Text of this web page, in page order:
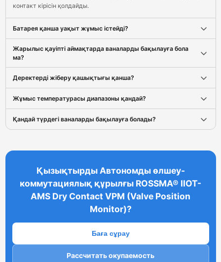
контакт кірісін қолдайды.
Батарея қанша уақыт жұмыс істейді?
Жарылыс қауіпті аймақтарда ваналарды бақылауға бола
ма?
Деректерді жіберу қашықтығы қанша?
Жұмыс температурасы диапазоны қандай?
Қандай түрдегі ваналарды бақылауға болады?
Қызықтырды Автономды өлшеу-
коммутациялық құрылғы ROSSMA® IIOT-
AMS Dry Contact VPM (Valve Position
Monitor)?
Баға сұрау
Рассчитать окупаемость